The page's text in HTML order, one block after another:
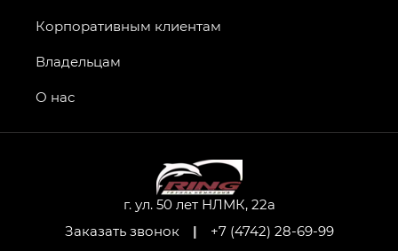
GT, Джи Эль — GL
GS4 — Джи Эс 4 (GS4) в комплектациях Джи Би
привод — GB AWD, Джи Эль Полный привод —
Джи Ти — GT, Джи Икс — GX,
Джи Икс ПРЕМИУМ — GX PREMIUM, ЛАУНЖ —
Empow — Эмпау (Empow) в комплектации
г. ул. 50 лет НЛМК, 22а
Заказать звонок
| +7 (4742) 28-69-99
Корпоративным клиентам
Владельцам
О нас